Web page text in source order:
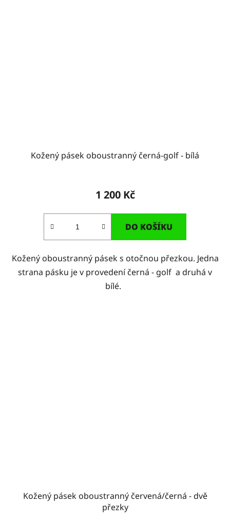
Kožený pásek oboustranný černá-golf - bílá
1 200 Kč
DO KOŠÍKU
Kožený oboustranný pásek s otočnou přezkou. Jedna
strana pásku je v provedení černá - golf a druhá v
bílé.
Kožený pásek oboustranný červená/černá - dvě
přezky